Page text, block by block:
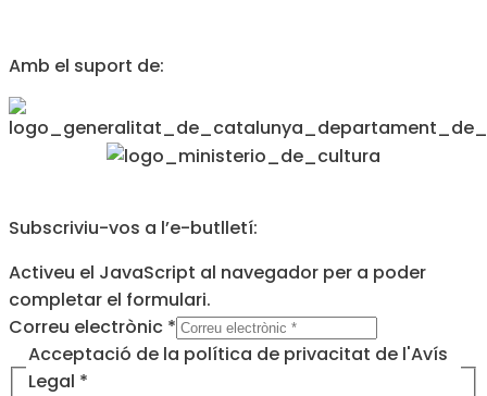
Amb el suport de:
Subscriviu-vos a l’e-butlletí:
Activeu el JavaScript al navegador per a poder
completar el formulari.
electrònic
l'Avís
Correu electrònic *
Acceptació de la política de privacitat de l'Avís
Legal *